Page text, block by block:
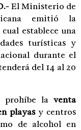
El Ministerio de
emitió la
establece una
turísticas y
durante el
del 14 al 20
prohíbe la venta
playasy centros
de alcohol en